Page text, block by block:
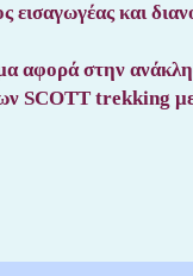
εισαγωγέας και
αφορά στην
SCOTT trekking με